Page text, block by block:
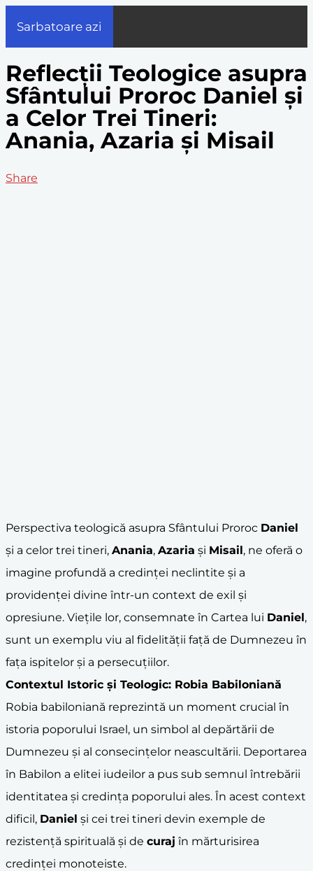
Sarbatoare azi
Reflecții Teologice asupra
Sfântului Proroc Daniel și
a Celor Trei Tineri:
Anania, Azaria și Misail
Share
Perspectiva teologică asupra Sfântului Proroc Daniel
și a celor trei tineri, Anania, Azaria și Misail, ne oferă o
imagine profundă a credinței neclintite și a
providenței divine într-un context de exil și
opresiune. Viețile lor, consemnate în Cartea lui Daniel,
sunt un exemplu viu al fidelității față de Dumnezeu în
fața ispitelor și a persecuțiilor.
Contextul Istoric și Teologic: Robia Babiloniană
Robia babiloniană reprezintă un moment crucial în
istoria poporului Israel, un simbol al depărtării de
Dumnezeu și al consecințelor neascultării. Deportarea
în Babilon a elitei iudeilor a pus sub semnul întrebării
identitatea și credința poporului ales. În acest context
dificil, Daniel și cei trei tineri devin exemple de
rezistență spirituală și de curaj în mărturisirea
credinței monoteiste.